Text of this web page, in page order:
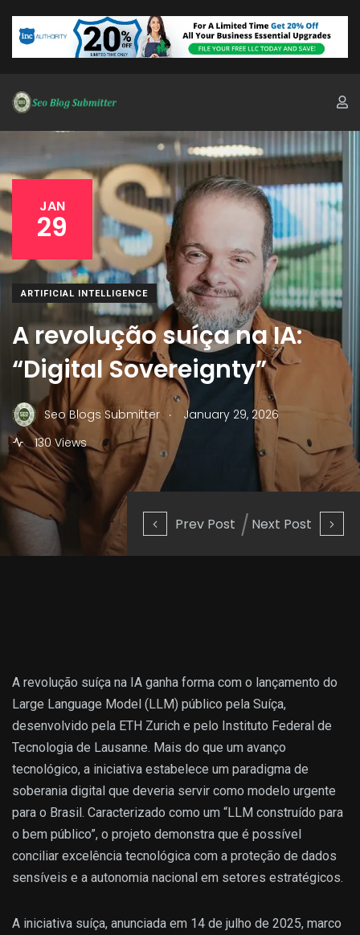
Prev Post Next Post
JAN
29
ARTIFICIAL INTELLIGENCE
A revolução suíça na IA:
“Digital Sovereignty”
Seo Blogs Submitter .
January 29, 2026
130 Views
A revolução suíça na IA ganha forma com o lançamento do
Large Language Model (LLM) público pela Suíça,
desenvolvido pela ETH Zurich e pelo Instituto Federal de
Tecnologia de Lausanne. Mais do que um avanço
tecnológico, a iniciativa estabelece um paradigma de
soberania digital que deveria servir como modelo urgente
para o Brasil. Caracterizado como um “LLM construído para
o bem público”, o projeto demonstra que é possível
conciliar excelência tecnológica com a proteção de dados
sensíveis e a autonomia nacional em setores estratégicos.
A iniciativa suíça, anunciada em 14 de julho de 2025, marco